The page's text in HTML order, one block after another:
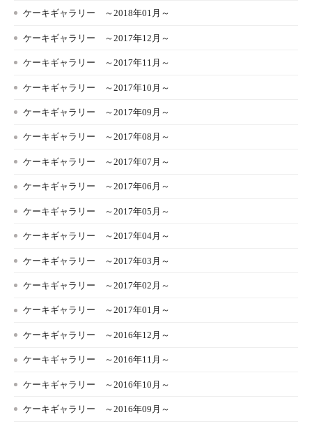
ケーキギャラリー ～2018年01月～
ケーキギャラリー ～2017年12月～
ケーキギャラリー ～2017年11月～
ケーキギャラリー ～2017年10月～
ケーキギャラリー ～2017年09月～
ケーキギャラリー ～2017年08月～
ケーキギャラリー ～2017年07月～
ケーキギャラリー ～2017年06月～
ケーキギャラリー ～2017年05月～
ケーキギャラリー ～2017年04月～
ケーキギャラリー ～2017年03月～
ケーキギャラリー ～2017年02月～
ケーキギャラリー ～2017年01月～
ケーキギャラリー ～2016年12月～
ケーキギャラリー ～2016年11月～
ケーキギャラリー ～2016年10月～
ケーキギャラリー ～2016年09月～